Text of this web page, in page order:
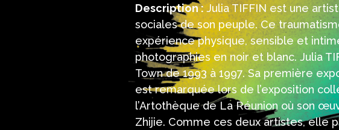
Description :Julia TIFFIN est une
sociales de son peuple. Ce
expérience physique, sensible et
photographies en noir et blanc. Julia
Town de 1993 à 1997. Sa première
est remarquée lors de l’exposition
l’Artothèque de La Réunion où son
Zhijie. Comme ces deux artistes, elle